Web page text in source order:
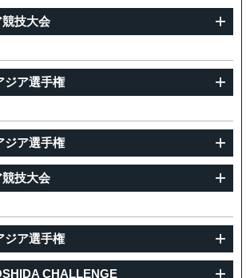
技大会
ジア選手権
ジア選手権
技大会
ジア選手権
CHALLENGE